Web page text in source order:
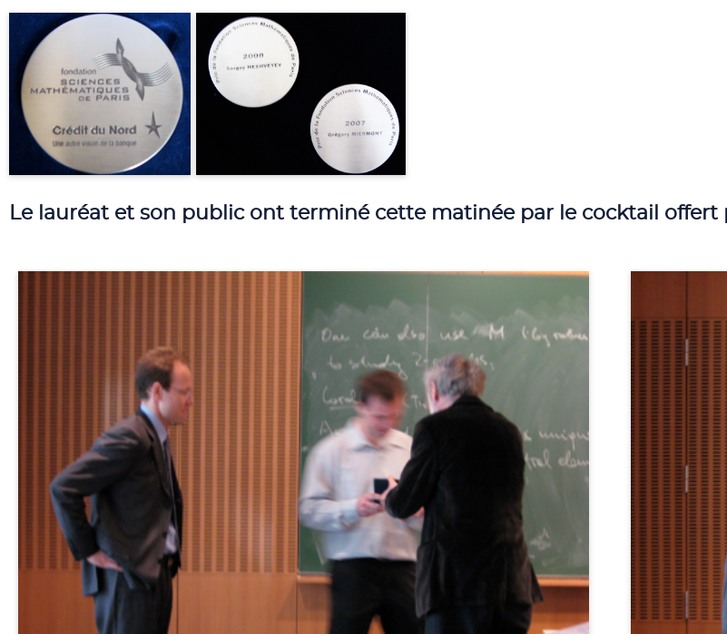
Le lauréat et son public ont terminé cette matinée par le cocktail offert